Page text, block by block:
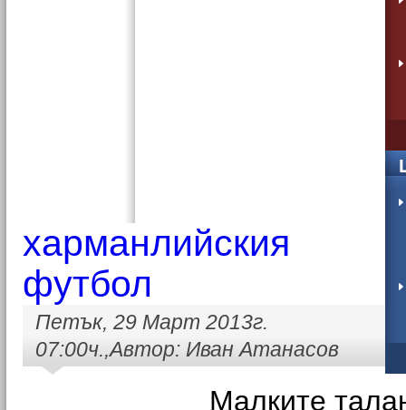
харманлийския
футбол
Петък, 29 Март 2013г.
07:00ч.,Автор: Иван Атанасов
Малките